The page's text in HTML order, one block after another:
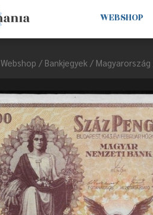
WEBSHOP
Webshop / Bankjegyek / Magyarország